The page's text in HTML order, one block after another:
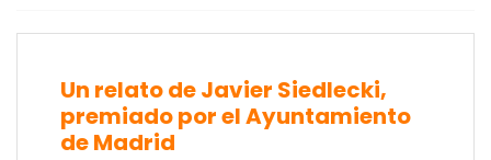
Un relato de Javier Siedlecki,
premiado por el Ayuntamiento
de Madrid